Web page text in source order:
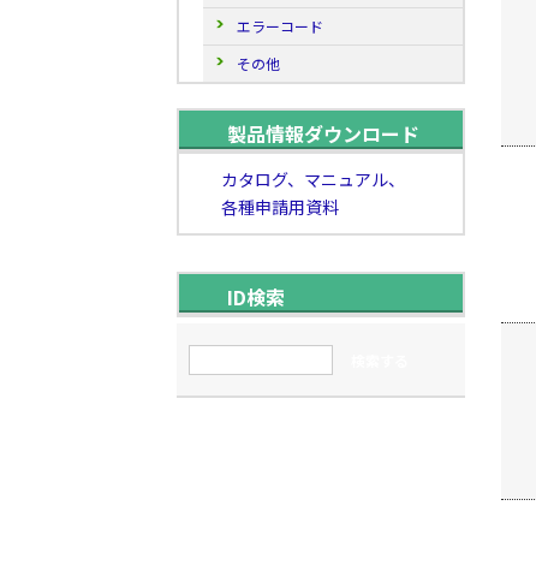
エラーコード
その他
製品情報ダウンロード
カタログ、マニュアル、
各種申請用資料
ID検索